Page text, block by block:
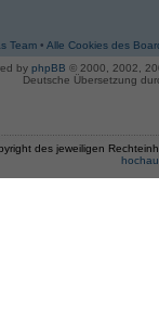
Team • Alle Cookies des
by phpBB © 2000, 2002,
Deutsche Übersetzung
des jeweiligen